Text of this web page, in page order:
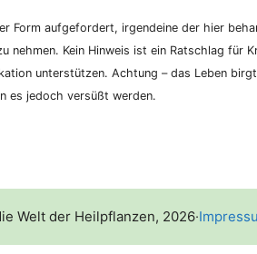
Form auf­ge­for­dert, irgend­ei­ne der hier
neh­men. Kein Hin­weis ist ein Rat­schlag für
unter­stüt­zen. Ach­tung – das Leben
es jedoch ver­süßt werden.
Welt der Heilpflanzen, 2026·